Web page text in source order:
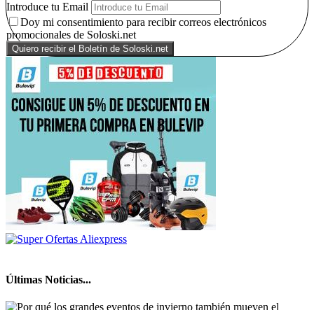
Introduce tu Email
Doy mi consentimiento para recibir correos electrónicos
promocionales de Soloski.net
Últimas Noticias...